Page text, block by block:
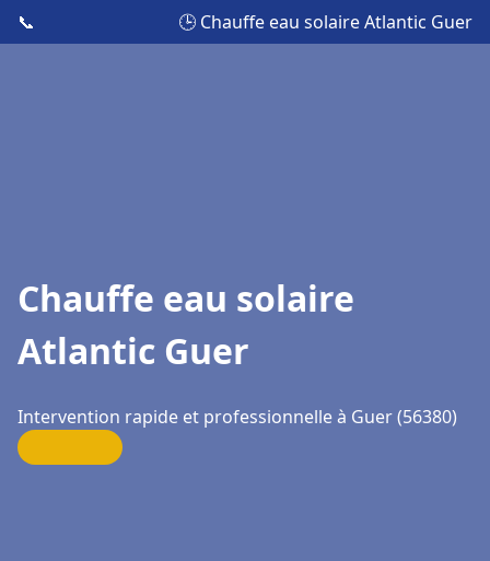
📞 🕒 Chauffe eau solaire Atlantic Guer
Chauffe eau solaire
Atlantic Guer
Intervention rapide et professionnelle à Guer (56380)